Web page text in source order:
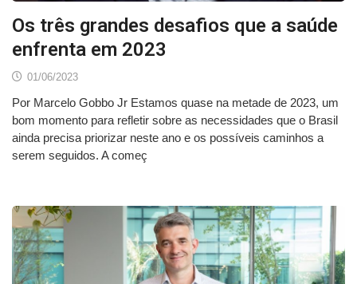
Os três grandes desafios que a saúde
enfrenta em 2023
01/06/2023
Por Marcelo Gobbo Jr Estamos quase na metade de 2023, um
bom momento para refletir sobre as necessidades que o Brasil
ainda precisa priorizar neste ano e os possíveis caminhos a
serem seguidos. A começ